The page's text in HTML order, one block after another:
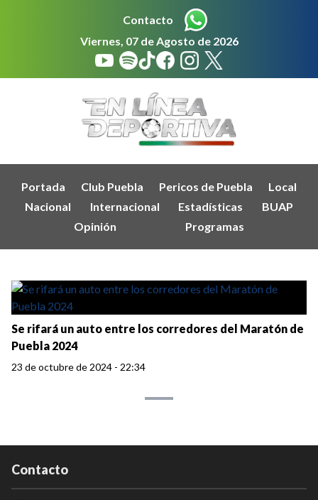
Contacto
Viernes, 07 de Agosto de 2026
Portada Club Puebla Pericos de Puebla
Local
Nacional
Internacional Estadísticas
BUAP
Opinión
Programas
Se rifará un auto entre los corredores del Maratón de
Puebla 2024
23 de octubre de 2024 - 22:34
Contacto